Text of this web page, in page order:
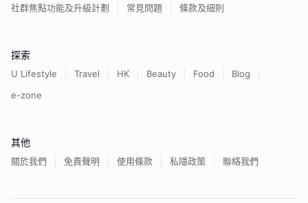
社群焦點功能及升級計劃
常見問題 條款及細則
探索
U Lifestyle Travel HK Beauty Food
Blog
e-zone
其他
關於我們 免責聲明 使用條款 私隱政策 聯絡我們